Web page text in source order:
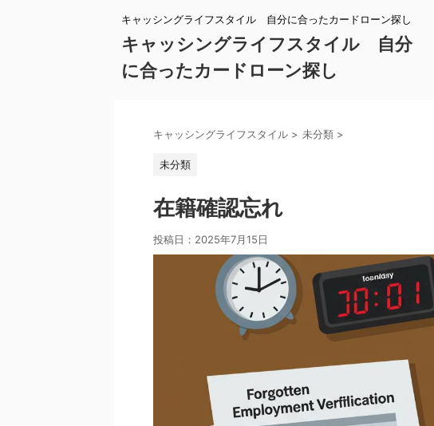
キャッシングライフスタイル 自分に合ったカードローン探し
キャッシングライフスタイル 自分
に合ったカードローン探し
キャッシングライフスタイル > 未分類 >
未分類
在籍確認忘れ
投稿日： 2025年7月15日